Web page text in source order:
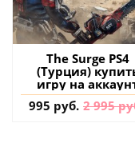
The Surge PS4
(Турция)
игру на
995 руб. 2 995